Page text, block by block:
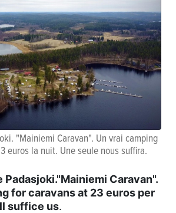
"Mainiemi Caravan". Un vrai camping
euros la nuit. Une seule nous suffira.
Padasjoki."Mainiemi Caravan".
for caravans at 23 euros per
suffice us.